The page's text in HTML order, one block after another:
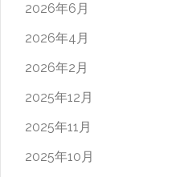
2026年6月
2026年4月
2026年2月
2025年12月
2025年11月
2025年10月